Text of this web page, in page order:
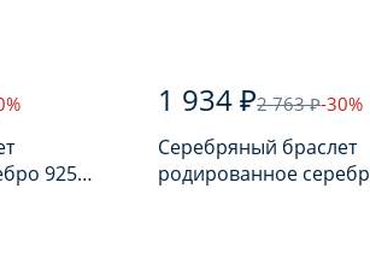
925
1 934 ₽2 763 ₽-30%
Серебряный браслет
родированное